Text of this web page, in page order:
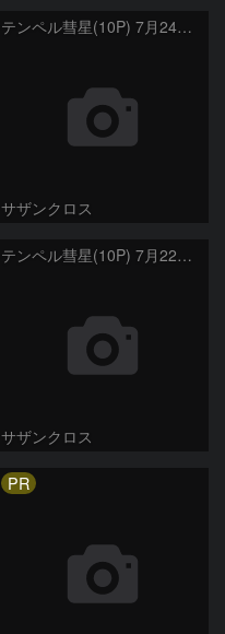
テンペル彗星(10P) 7月24日 Seestar50
サザンクロス
テンペル彗星(10P) 7月22日 Seestar50
サザンクロス
PR